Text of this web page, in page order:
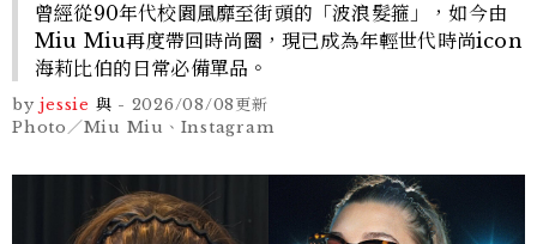
曾經從90年代校園風靡至街頭的「波浪髮箍」，如今由
Miu Miu再度帶回時尚圈，現已成為年輕世代時尚icon
海莉比伯的日常必備單品。
by jessie 與 - 2026/08/08更新
Photo／Miu Miu、Instagram